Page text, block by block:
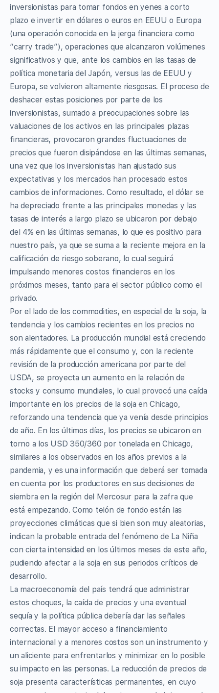
inversionistas para tomar fondos en yenes a corto
plazo e invertir en dólares o euros en EEUU o Europa
(una operación conocida en la jerga financiera como
“carry trade”), operaciones que alcanzaron volúmenes
significativos y que, ante los cambios en las tasas de
política monetaria del Japón, versus las de EEUU y
Europa, se volvieron altamente riesgosas. El proceso de
deshacer estas posiciones por parte de los
inversionistas, sumado a preocupaciones sobre las
valuaciones de los activos en las principales plazas
financieras, provocaron grandes fluctuaciones de
precios que fueron disipándose en las últimas semanas,
una vez que los inversionistas han ajustado sus
expectativas y los mercados han procesado estos
cambios de informaciones. Como resultado, el dólar se
ha depreciado frente a las principales monedas y las
tasas de interés a largo plazo se ubicaron por debajo
del 4% en las últimas semanas, lo que es positivo para
nuestro país, ya que se suma a la reciente mejora en la
calificación de riesgo soberano, lo cual seguirá
impulsando menores costos financieros en los
próximos meses, tanto para el sector público como el
privado.
Por el lado de los commodities, en especial de la soja, la
tendencia y los cambios recientes en los precios no
son alentadores. La producción mundial está creciendo
más rápidamente que el consumo y, con la reciente
revisión de la producción americana por parte del
USDA, se proyecta un aumento en la relación de
stocks y consumo mundiales, lo cual provocó una caída
importante en los precios de la soja en Chicago,
reforzando una tendencia que ya venía desde principios
de año. En los últimos días, los precios se ubicaron en
torno a los USD 350/360 por tonelada en Chicago,
similares a los observados en los años previos a la
pandemia, y es una información que deberá ser tomada
en cuenta por los productores en sus decisiones de
siembra en la región del Mercosur para la zafra que
está empezando. Como telón de fondo están las
proyecciones climáticas que si bien son muy aleatorias,
indican la probable entrada del fenómeno de La Niña
con cierta intensidad en los últimos meses de este año,
pudiendo afectar a la soja en sus periodos críticos de
desarrollo.
La macroeconomía del país tendrá que administrar
estos choques, la caída de precios y una eventual
sequía y la política pública debería dar las señales
correctas. El mayor acceso a financiamiento
internacional y a menores costos son un instrumento y
un aliciente para enfrentarlos y minimizar en lo posible
su impacto en las personas. La reducción de precios de
soja presenta características permanentes, en cuyo